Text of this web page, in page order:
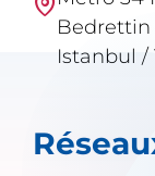
Bedrettin
Istanbul /